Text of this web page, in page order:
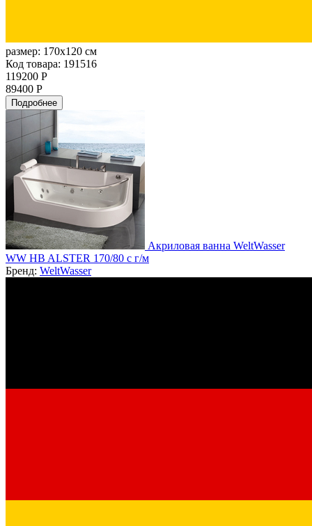
размер: 170x120 см
Код товара: 191516
119200 Р
89400 Р
Подробнее
Акриловая ванна WeltWasser
WW HB ALSTER 170/80 с г/м
Бренд: WeltWasser